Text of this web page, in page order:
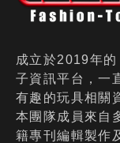
成立於2019年
子資訊平台，一
有趣的玩具相關
本團隊成員來自
籍專刊編輯製作